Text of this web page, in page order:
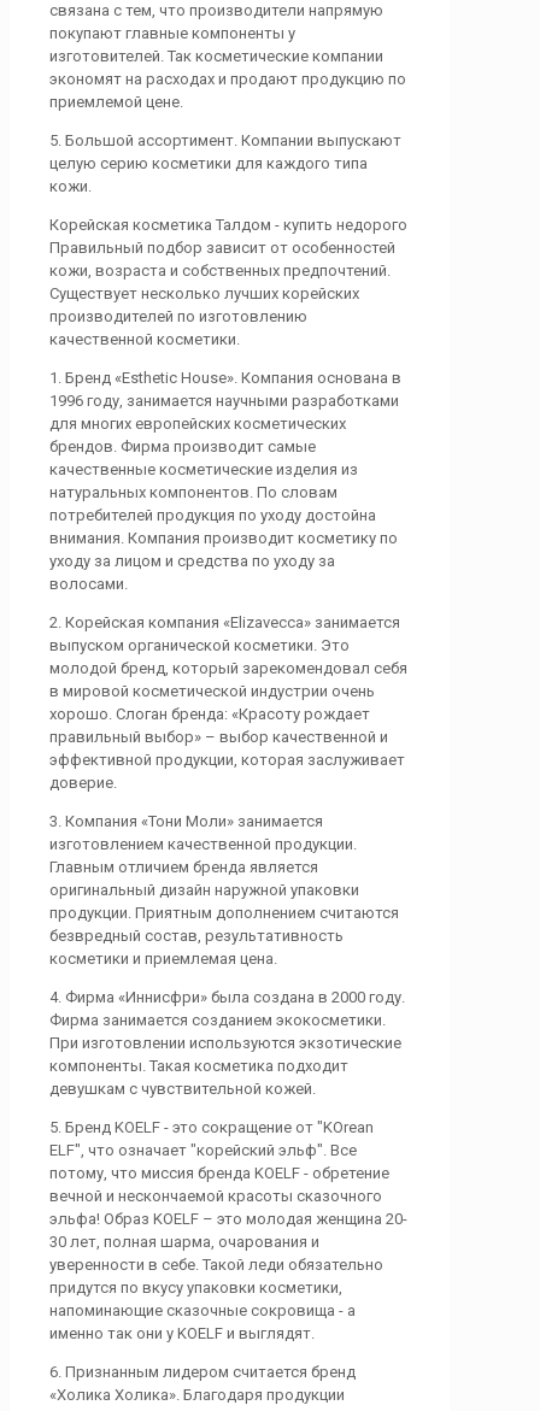
связана с тем, что производители напрямую
покупают главные компоненты у
изготовителей. Так косметические компании
экономят на расходах и продают продукцию по
приемлемой цене.
5. Большой ассортимент. Компании выпускают
целую серию косметики для каждого типа
кожи.
Корейская косметика Талдом - купить недорого
Правильный подбор зависит от особенностей
кожи, возраста и собственных предпочтений.
Существует несколько лучших корейских
производителей по изготовлению
качественной косметики.
1. Бренд «Esthetic House». Компания основана в
1996 году, занимается научными разработками
для многих европейских косметических
брендов. Фирма производит самые
качественные косметические изделия из
натуральных компонентов. По словам
потребителей продукция по уходу достойна
внимания. Компания производит косметику по
уходу за лицом и средства по уходу за
волосами.
2. Корейская компания «Elizavecca» занимается
выпуском органической косметики. Это
молодой бренд, который зарекомендовал себя
в мировой косметической индустрии очень
хорошо. Слоган бренда: «Красоту рождает
правильный выбор» – выбор качественной и
эффективной продукции, которая заслуживает
доверие.
3. Компания «Тони Моли» занимается
изготовлением качественной продукции.
Главным отличием бренда является
оригинальный дизайн наружной упаковки
продукции. Приятным дополнением считаются
безвредный состав, результативность
косметики и приемлемая цена.
4. Фирма «Иннисфри» была создана в 2000 году.
Фирма занимается созданием экокосметики.
При изготовлении используются экзотические
компоненты. Такая косметика подходит
девушкам с чувствительной кожей.
5. Бренд KOELF - это сокращение от "KOrean
ELF", что означает "корейский эльф". Все
потому, что миссия бренда KOELF - обретение
вечной и нескончаемой красоты сказочного
эльфа! Образ KOELF – это молодая женщина 20-
30 лет, полная шарма, очарования и
уверенности в себе. Такой леди обязательно
придутся по вкусу упаковки косметики,
напоминающие сказочные сокровища - а
именно так они у KOELF и выглядят.
6. Признанным лидером считается бренд
«Холика Холика». Благодаря продукции